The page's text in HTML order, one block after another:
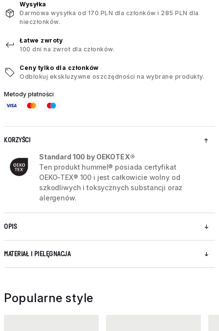
Wysyłka
Darmowa wysyłka od 170 PLN dla członków i 285 PLN dla
nieczłonków.
Łatwe zwroty
100 dni na zwrot dla członków.
Ceny tylko dla członków
Odblokuj ekskluzywne oszczędności na wybrane produkty.
Metody płatności
KORZYŚCI
Standard 100 by OEKOTEX®
Ten produkt hummel® posiada certyfikat
OEKO-TEX® 100 i jest całkowicie wolny od
szkodliwych i toksycznych substancji oraz
alergenów.
OPIS
MATERIAŁ I PIELĘGNACJA
Popularne style